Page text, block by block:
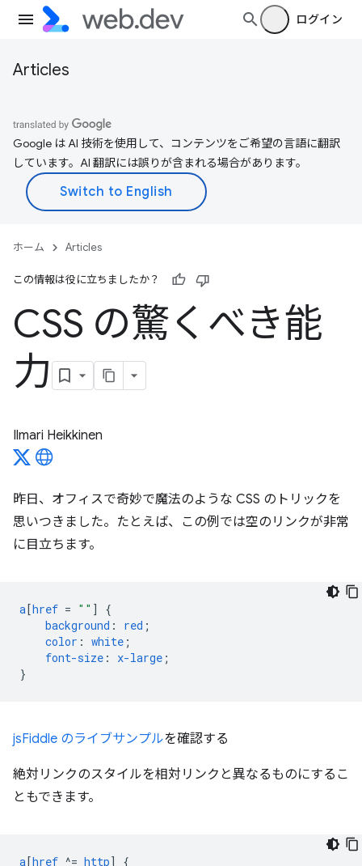
ログイン
Articles
Google は AI 技術を使用して、コンテンツをご希望の言語に翻訳
しています。AI 翻訳には誤りが含まれる場合があります。
ホーム Articles
この情報は役に立ちましたか？
CSS の驚くべき能
力
Ilmari Heikkinen
昨日、オフィスで奇妙で魔法のような CSS のトリックを
思いつきました。たとえば、この例では空のリンクが非常
に目立ちます。
a[href = "" ]
{
background : red ;
color : white ;
font-size : x-large ;
}
jsFiddle のライブサンプルを確認する
絶対リンクのスタイルを相対リンクと異なるものにするこ
ともできます。
a[href ^= http]
{